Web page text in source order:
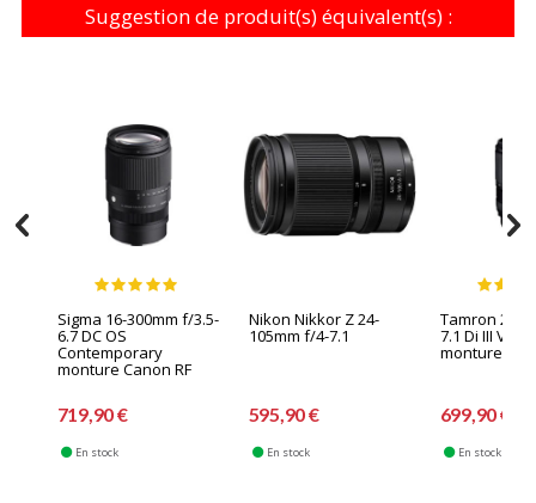
Suggestion de produit(s) équivalent(s) :
Sigma 16-300mm f/3.5-
6.7 DC OS
Contemporary
monture Canon RF
719,90 €
En stock
Nikon Nikkor Z 24-
105mm f/4-7.1
595,90 €
En stock
Tamron 28-
7.1 Di III VC
monture
699,90 €
En stock